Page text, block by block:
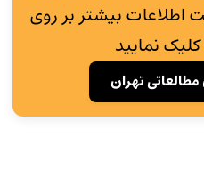
بیشتر بر روی
نمایید
تهران